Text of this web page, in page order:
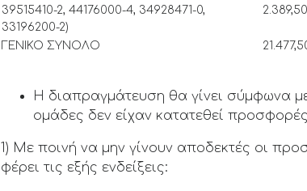
39515410-2, 44176000-4, 34928471-0,
33196200-2)
2.389,50
ΓΕΝΙΚΟ ΣΥΝΟΛΟ
Η διαπραγμάτευση θα γίνει σύμφωνα
ομάδες δεν είχαν κατατεθεί
1) Με ποινή να μην γίνουν αποδεκτές οι
φέρει τις εξής ενδείξεις: